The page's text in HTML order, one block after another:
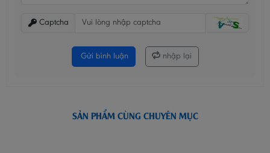
Captcha
Gửi bình luận nhập lại
SẢN PHẨM CÙNG CHUYÊN MỤC